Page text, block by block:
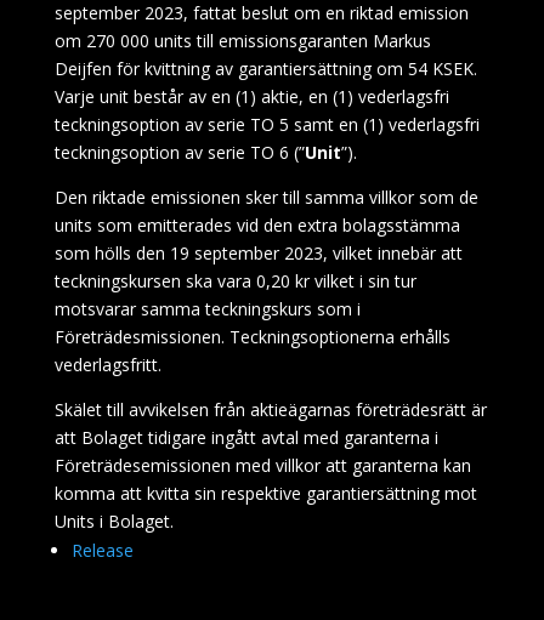
september 2023, fattat beslut om en riktad emission
om 270 000 units till emissionsgaranten Markus
Deijfen för kvittning av garantiersättning om 54 KSEK.
Varje unit består av en (1) aktie, en (1) vederlagsfri
teckningsoption av serie TO 5 samt en (1) vederlagsfri
teckningsoption av serie TO 6 (”Unit”).
Den riktade emissionen sker till samma villkor som de
units som emitterades vid den extra bolagsstämma
som hölls den 19 september 2023, vilket innebär att
teckningskursen ska vara 0,20 kr vilket i sin tur
motsvarar samma teckningskurs som i
Företrädesmissionen. Teckningsoptionerna erhålls
vederlagsfritt.
Skälet till avvikelsen från aktieägarnas företrädesrätt är
att Bolaget tidigare ingått avtal med garanterna i
Företrädesemissionen med villkor att garanterna kan
komma att kvitta sin respektive garantiersättning mot
Units i Bolaget.
Release